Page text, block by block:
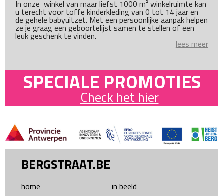
In onze winkel van maar liefst 1000 m² winkelruimte kan
u terecht voor toffe kinderkleding van 0 tot 14 jaar en
de gehele babyuitzet. Met een persoonlijke aanpak helpen
ze je graag een geboortelijst samen te stellen of een
leuk geschenk te vinden.
lees meer
SPECIALE PROMOTIES
Check het hier
BERGSTRAAT.BE
home
in beeld